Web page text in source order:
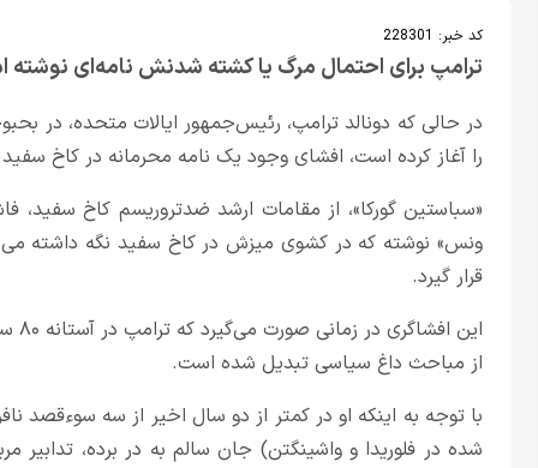
کد خبر: 228301
ترامپ برای احتمال مرگ یا کشته شدنش نامه‌ای نوشته
در حالی که دونالد ترامپ، رئیس‌جمهور ایالات متحده، در
را آغاز کرده است، افشای وجود یک نامه محرمانه در کاخ
«سباستین گورکا»، از مقامات ارشد ضدتروریسم کاخ
ونس» نوشته که در کشوی میزش در کاخ سفید نگه داشته
قرار گیرد.
از مباحث داغ سیاسی تبدیل شده است.
با توجه به اینکه او در کمتر از دو سال اخیر از سه سوءقصد
شده در فلوریدا و واشینگتن) جان سالم به در برده،